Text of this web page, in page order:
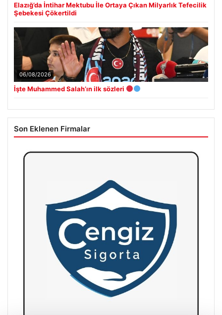
Elazığ’da İntihar Mektubu İle Ortaya Çıkan Milyarlık Tefecilik
Şebekesi Çökertildi
06/08/2026
İşte Muhammed Salah’ın ilk sözleri
Son Eklenen Firmalar